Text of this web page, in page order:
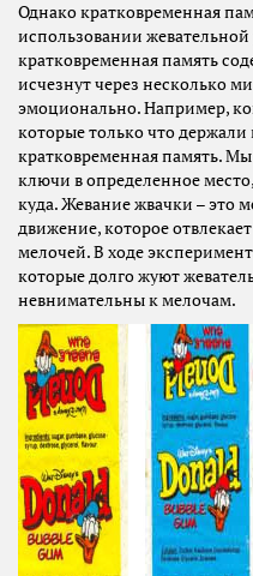
Однако кратковременная
использовании
кратковременная память
исчезнут через несколько
эмоционально. Например,
которые только что держали
кратковременная память.
ключи в определенное
куда. Жевание жвачки – это
движение, которое
мелочей. В ходе
которые долго жуют
невнимательны к мелочам.